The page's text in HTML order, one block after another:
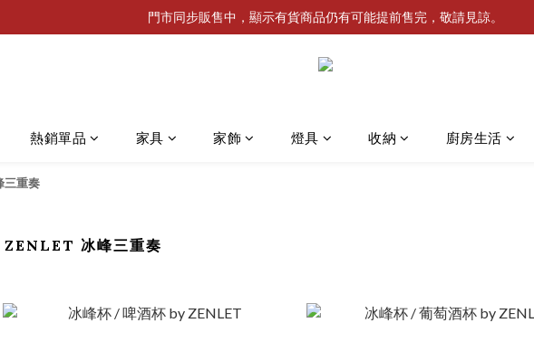
門市同步販售中，顯示有貨商品仍有可能提前售完，敬請見諒。
熱銷單品 家具 家飾 燈具 收納 廚房生活
三重奏
ZENLET 冰峰三重奏